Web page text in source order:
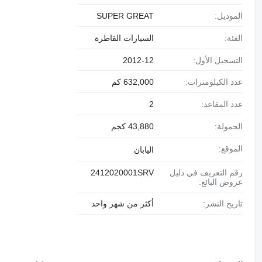
الموديل: SUPER GREAT
الفئة: السيارات القاطرة
التسجيل الأول: 2012-12
عدد الكيلومترات: 632,000 كم
عدد المقاعد: 2
الحمولة: 43,880 كجم
الموقع: اليابان
رقم التعريف في دليل
عروض البائع:
2412020001SRV
تاريخ النشر: أكثر من شهر واحد